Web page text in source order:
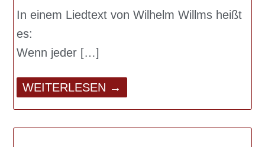
In einem Liedtext von Wilhelm Willms heißt
es:
Wenn jeder
WEITERLESEN →